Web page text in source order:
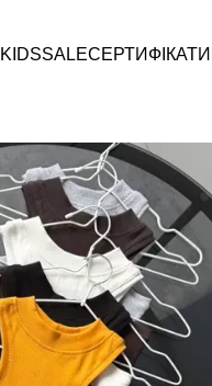
KIDSSALEСЕРТИФІКАТИ